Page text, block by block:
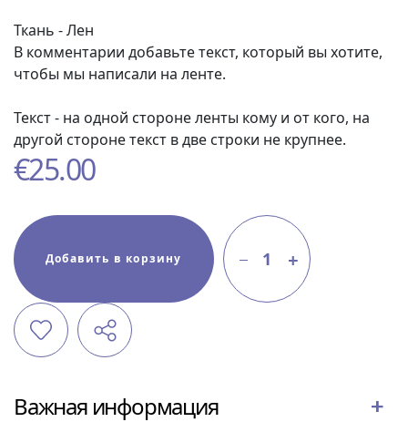
Ткань - Лен
В комментарии добавьте текст, который вы хотите,
чтобы мы написали на ленте.
Текст - на одной стороне ленты кому и от кого, на
другой стороне текст в две строки не крупнее.
€25.00
Добавить в корзину 1
Важная информация